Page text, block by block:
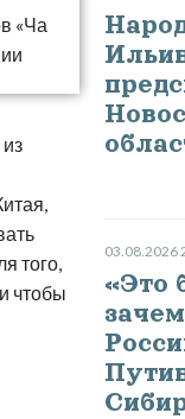
«Ча
того,
чтобы
03.08.2026
«Это